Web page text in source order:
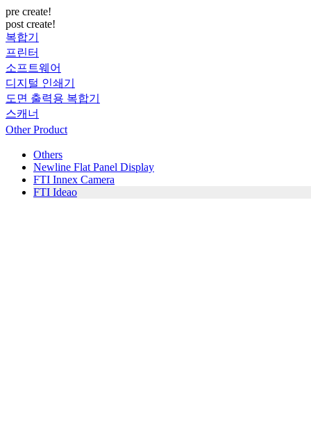
pre create!
post create!
복합기
프린터
소프트웨어
디지털 인쇄기
도면 출력용 복합기
스캐너
Other Product
Others
Newline Flat Panel Display
FTI Innex Camera
FTI Ideao